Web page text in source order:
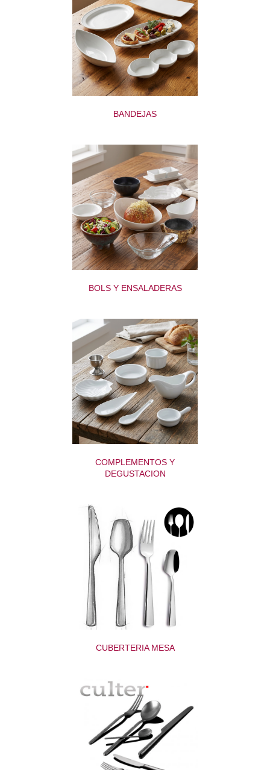
BANDEJAS
BOLS Y ENSALADERAS
COMPLEMENTOS Y
DEGUSTACION
CUBERTERIA MESA